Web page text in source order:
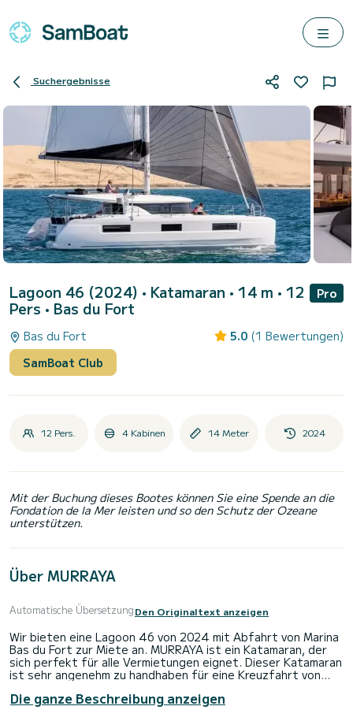
Suchergebnisse
Lagoon 46 (2024) • Katamaran • 14 m • 12
Pers • Bas du Fort
Pro
Bas du Fort 5.0 (1 Bewertungen)
SamBoat Club
12 Pers. 4 Kabinen 14 Meter 2024
Mit der Buchung dieses Bootes können Sie eine Spende an die
Fondation de la Mer leisten und so den Schutz der Ozeane
unterstützen.
Über MURRAYA
Automatische ÜbersetzungDen Originaltext anzeigen
Wir bieten eine Lagoon 46 von 2024 mit Abfahrt von Marina
Bas du Fort zur Miete an. MURRAYA ist ein Katamaran, der
sich perfekt für alle Vermietungen eignet. Dieser Katamaran
ist sehr angenehm zu handhaben für eine Kreuzfahrt von
Sie werden eine außergewöhnliche Kreuzfahrt auf diesem 14
Die ganze Beschreibung anzeigen